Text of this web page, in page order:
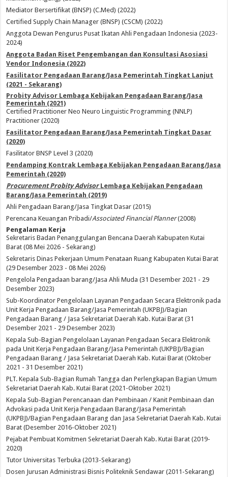
Mediator Bersertifikat (BNSP) (C.Med) (2022)
Certified Supply Chain Manager (BNSP) (CSCM) (2022)
Anggota Dewan Pengurus Pusat Ikatan Ahli Pengadaan Indonesia (2023-
2024)
Anggota Badan Riset Pengembangan dan Konsultasi Asosiasi
Vendor Indonesia (2022)
Fasilitator Pengadaan Barang/Jasa Pemerintah Tingkat Lanjut
(2021 - Sekarang)
Probity Advisor Lembaga Kebijakan Pengadaan Barang/Jasa
Pemerintah (2021)
Certified Practitioner Neo Neuro Linguistic Programming (NNLP)
Practitioner (2020)
Fasilitator Pengadaan Barang/Jasa Pemerintah Tingkat Dasar
(2020)
Fasilitator BNSP Level 3 (2020)
Pendamping Kontrak Lembaga Kebijakan Pengadaan Barang/Jasa
Pemerintah (2020)
Procurement Probity Advisor Lembaga Kebijakan Pengadaan
Barang/Jasa Pemerintah (2019)
Ahli Pengadaan Barang/Jasa Tingkat Dasar (2015)
Perencana Keuangan Pribadi/Associated Financial Planner(2008)
Pengalaman Kerja
Sekretaris Badan Penanggulangan Bencana Daerah Kabupaten Kutai
Barat (08 Mei 2026 - Sekarang)
Sekretaris Dinas Pekerjaan Umum Penataan Ruang Kabupaten Kutai Barat
(29 Desember 2023 - 08 Mei 2026)
Pengelola Pengadaan barang/Jasa Ahli Muda (31 Desember 2021 - 29
Desember 2023)
Sub-Koordinator Pengelolaan Layanan Pengadaan Secara Elektronik pada
Unit Kerja Pengadaan Barang/Jasa Pemerintah (UKPBJ)/Bagian
Pengadaan Barang / Jasa Sekretariat Daerah Kab. Kutai Barat (31
Desember 2021 - 29 Desember 2023)
Kepala Sub-Bagian Pengelolaan Layanan Pengadaan Secara Elektronik
pada Unit Kerja Pengadaan Barang/Jasa Pemerintah (UKPBJ)/Bagian
Pengadaan Barang / Jasa Sekretariat Daerah Kab. Kutai Barat (Oktober
2021 - 31 Desember 2021)
PLT. Kepala Sub-Bagian Rumah Tangga dan Perlengkapan Bagian Umum
Sekretariat Daerah Kab. Kutai Barat (2021-Oktober 2021)
Kepala Sub-Bagian Perencanaan dan Pembinaan / Kanit Pembinaan dan
Advokasi pada Unit Kerja Pengadaan Barang/Jasa Pemerintah
(UKPBJ)/Bagian Pengadaan Barang dan Jasa Sekretariat Daerah Kab. Kutai
Barat (Desember 2016-Oktober 2021)
Pejabat Pembuat Komitmen Sekretariat Daerah Kab. Kutai Barat (2019-
2020)
Tutor Universitas Terbuka (2013-Sekarang)
Dosen Jurusan Administrasi Bisnis Politeknik Sendawar (2011-Sekarang)